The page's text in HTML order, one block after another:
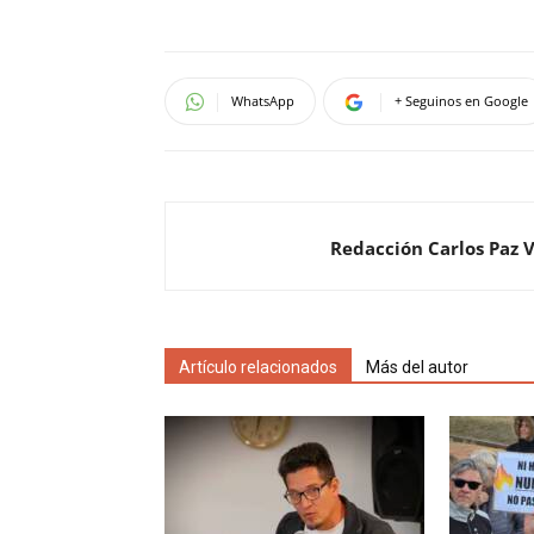
WhatsApp + Seguinos en Google
Redacción Carlos Paz
Artículo relacionados Más del autor